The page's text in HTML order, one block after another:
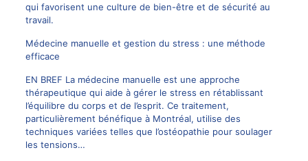
qui favorisent une culture de bien-être et de sécurité au
travail.
Médecine manuelle et gestion du stress : une méthode
efficace
EN BREF La médecine manuelle est une approche
thérapeutique qui aide à gérer le stress en rétablissant
l’équilibre du corps et de l’esprit. Ce traitement,
particulièrement bénéfique à Montréal, utilise des
techniques variées telles que l’ostéopathie pour soulager
les tensions…